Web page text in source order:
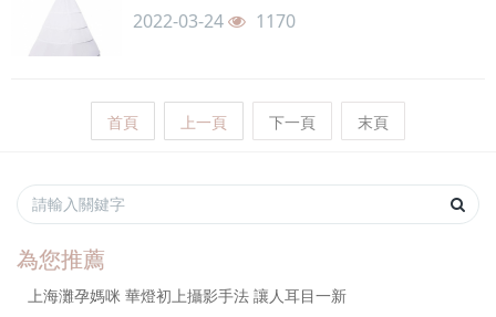
2022-03-24 1170
首頁 上一頁 下一頁 末頁
為您推薦
上海灘孕媽咪 華燈初上攝影手法 讓人耳目一新